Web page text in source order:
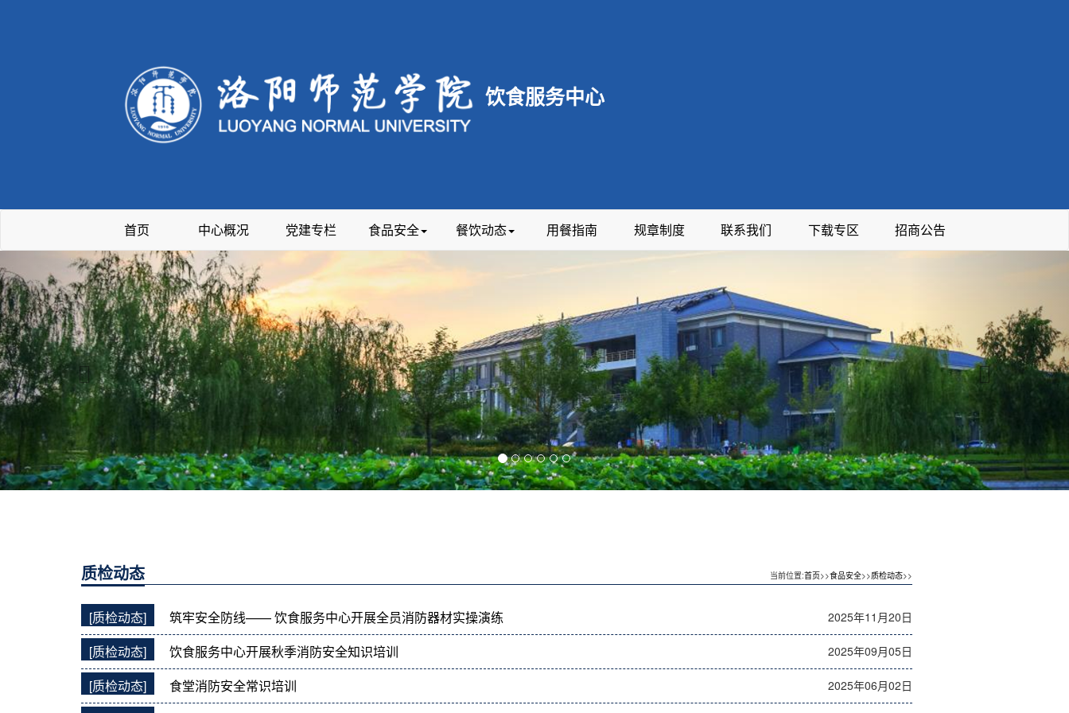
饮食服务中心
首页 中心概况 党建专栏 食品安全 餐饮动态 用餐指南 规章制度 联系我们 下载专区 招商公告
Previous
质检动态 当前位置:首页>>食品安全>>质检动态>>
[质检动态] 筑牢安全防线—— 饮食服务中心开展全员消防器材实操演练 2025年11月20日
[质检动态] 饮食服务中心开展秋季消防安全知识培训 2025年09月05日
[质检动态] 食堂消防安全常识培训 2025年06月02日